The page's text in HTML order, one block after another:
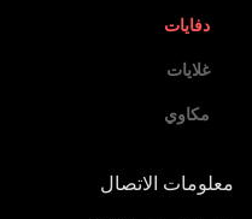
دفايات
غلايات
مكاوي
معلومات الاتصال